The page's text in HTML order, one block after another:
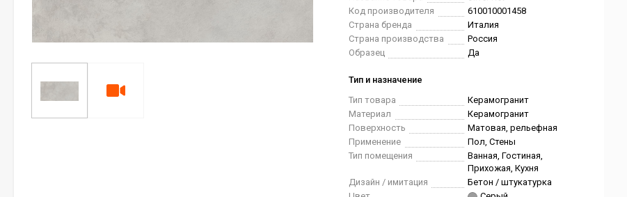
Код производителя
610010001458
Страна бренда
Италия
Страна производства
Россия
Образец
Да
Тип и назначение
Тип товара
Керамогранит
Материал
Керамогранит
Поверхность
Матовая, рельефная
Применение
Пол, Стены
Тип помещения
Ванная, Гостиная,
Прихожая, Кухня
Дизайн / имитация
Бетон / штукатурка